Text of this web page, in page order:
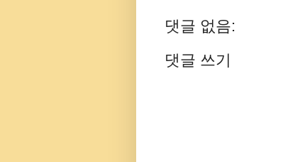
댓글 없음:
댓글 쓰기